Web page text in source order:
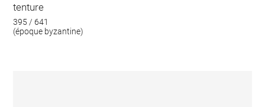
tenture
395 / 641
(époque byzantine)